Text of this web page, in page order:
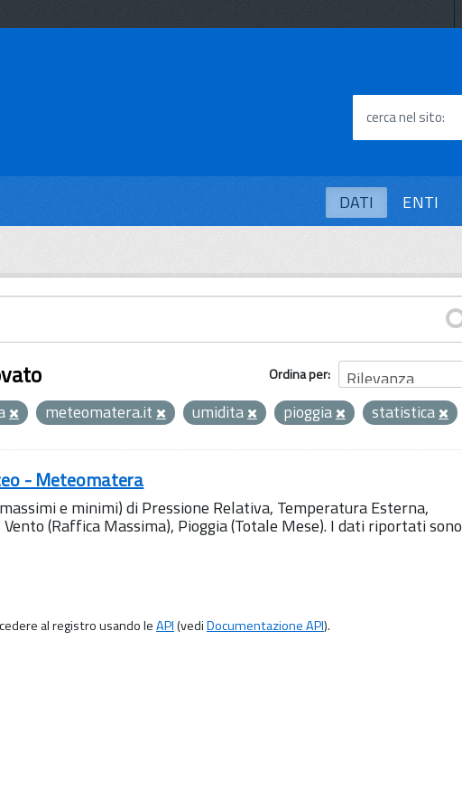
cerca nel sito
DATI ENTI
Ordina per
meteomatera.it umidita pioggia statistica
- Meteomatera
e minimi) di Pressione Relativa, Temperatura Esterna,
(Raffica Massima), Pioggia (Totale Mese). I dati riportati sono
al registro usando leAPI(vediDocumentazione API).